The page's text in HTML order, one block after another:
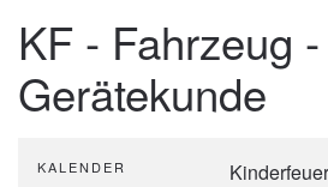
KF - Fahrzeug -
Gerätekunde
KALENDER